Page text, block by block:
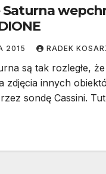
Saturna
2015 RADEK
są tak rozległe,
zdjęcia innych
sondę Cassini.